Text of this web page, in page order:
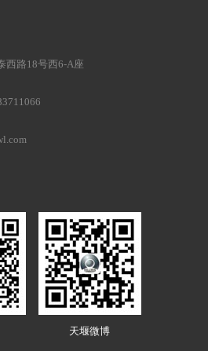
西路18号西6-A座
天堰微博